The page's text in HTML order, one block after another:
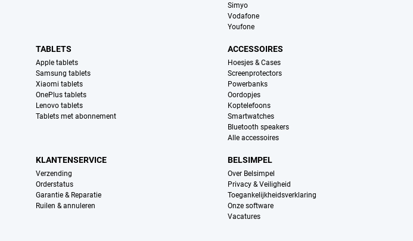
Simyo
Vodafone
Youfone
TABLETS
Apple tablets
Samsung tablets
Xiaomi tablets
OnePlus tablets
Lenovo tablets
Tablets met abonnement
ACCESSOIRES
Hoesjes & Cases
Screenprotectors
Powerbanks
Oordopjes
Koptelefoons
Smartwatches
Bluetooth speakers
Alle accessoires
KLANTENSERVICE
Verzending
Orderstatus
Garantie & Reparatie
Ruilen & annuleren
BELSIMPEL
Over Belsimpel
Privacy & Veiligheid
Toegankelijkheidsverklaring
Onze software
Vacatures